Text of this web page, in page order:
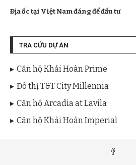
Địa ốc tại Việt Nam đáng để đầu tư
TRA CỨU DỰ ÁN
Căn hộ Khải Hoàn Prime
Đô thị T&T City Millennia
Căn hộ Arcadia at Lavila
Căn hộ Khải Hoàn Imperial